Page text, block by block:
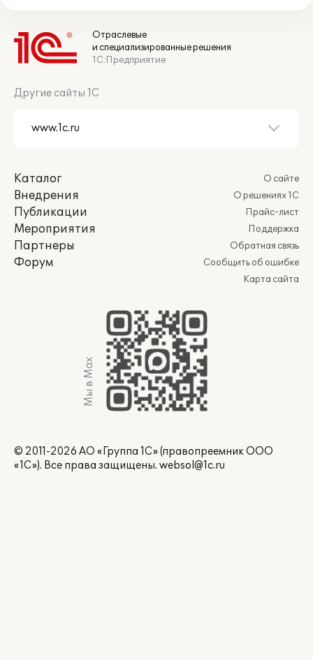
Отраслевые
и специализированные решения
1С:Предприятие
Другие сайты 1С
Каталог
Внедрения
Публикации
Мероприятия
Партнеры
Форум
О сайте
О решениях 1С
Прайс-лист
Поддержка
Обратная связь
Сообщить об ошибке
Карта сайта
Мы в Max
© 2011-2026 АО «Группа 1С» (правопреемник ООО
«1С»). Все права защищены. websol@1c.ru